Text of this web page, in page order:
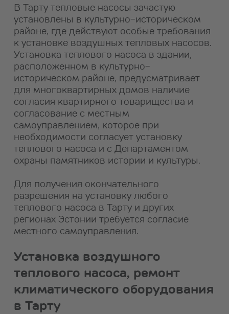
В Тарту тепловые насосы зачастую
установлены в культурно-историческом
районе, где действуют особые требования
к установке воздушных тепловых насосов.
Установка теплового насоса в здании,
расположенном в культурно-
историческом районе, предусматривает
для многоквартирных домов наличие
согласия квартирного товарищества и
согласование с местным
самоуправлением, которое при
необходимости согласует установку
теплового насоса и с Департаментом
охраны памятников истории и культуры.
Для получения окончательного
разрешения на установку любого
теплового насоса в Тарту и других
регионах Эстонии требуется согласие
местного самоуправления.
Установка воздушного
теплового насоса, ремонт
климатического оборудования
в Тарту